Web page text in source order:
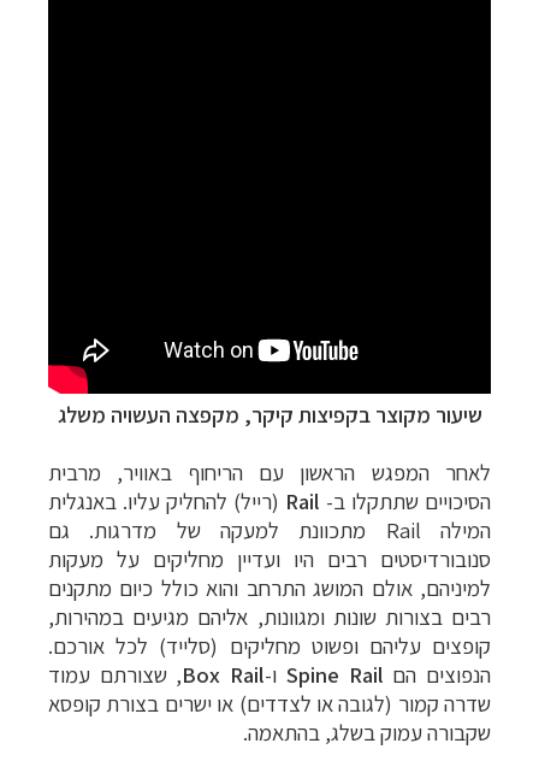
שיעור מקוצר בקפיצות קיקר, מקפצה העשויה משלג
לאחר המפגש הראשון עם הריחוף באוויר, מרבית
הסיכויים שתתקלו ב- Rail (רייל) להחליק עליו. באנגלית
המילה Rail מתכוונת למעקה של מדרגות. גם
סנובורדיסטים רבים היו ועדיין מחליקים על מעקות
למיניהם, אולם המושג התרחב והוא כולל כיום מתקנים
רבים בצורות שונות ומגוונות, אליהם מגיעים במהירות,
קופצים עליהם ופשוט מחליקים (סלייד) לכל אורכם.
הנפוצים הם Spine Rail ו-Box Rail, שצורתם עמוד
שדרה קמור (לגובה או לצדדים) או ישרים בצורת קופסא
שקבורה עמוק בשלג, בהתאמה.